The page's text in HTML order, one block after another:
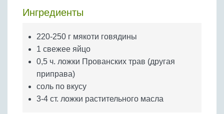
Яйца
Крупы
Ингредиенты
220-250 г мякоти говядины
1 свежее яйцо
0,5 ч. ложки Прованских трав (другая
приправа)
соль по вкусу
3-4 ст. ложки растительного масла